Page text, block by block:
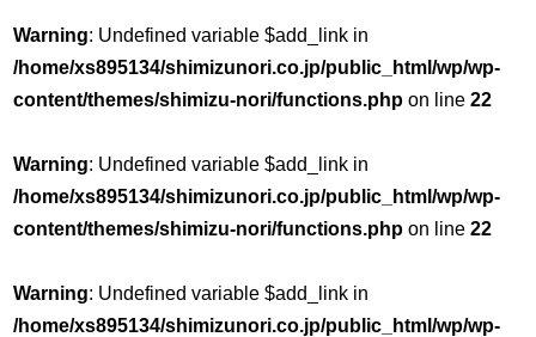
Warning: Undefined variable $add_link in
/home/xs895134/shimizunori.co.jp/public_html/wp/wp-
content/themes/shimizu-nori/functions.php on line22
Warning: Undefined variable $add_link in
/home/xs895134/shimizunori.co.jp/public_html/wp/wp-
content/themes/shimizu-nori/functions.php on line22
Warning: Undefined variable $add_link in
/home/xs895134/shimizunori.co.jp/public_html/wp/wp-